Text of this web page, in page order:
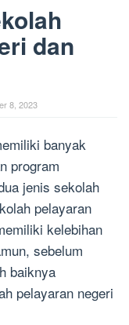
dan
8, 2023
banyak
program
jenis sekolah
pelayaran
kelebihan
sebelum
baiknya
pelayaran negeri